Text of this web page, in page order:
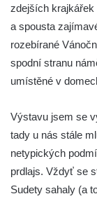
Lípě
Sklářské
Městské
středověk
Muzeum
Památník
Muzeum
Albrechtice
Oblastní
Městské
zdejších krajkářek
a spousta
rozebírané
spodní stranu
umístěné v
Výstavu jsem se
tady u nás stále
netypických
prdlajs. Vždyť se
Sudety sahaly (a